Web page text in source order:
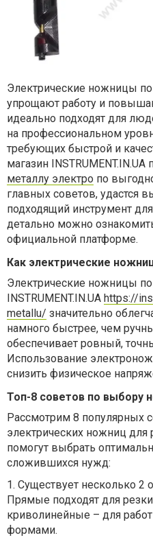
Электрические ножницы по
упрощают работу и
идеально подходят для
на профессиональном
требующих быстрой и
магазин INSTRUMENT.IN.UA
металлу электро по
главных советов, удастся
подходящий инструмент
детально можно
официальной платформе.
Как электрические
Электрические ножницы
INSTRUMENT.IN.UA https://
metallu/ значительно
намного быстрее, чем
обеспечивает ровный,
Использование
снизить физическое
Топ-8 советов по выбору
Рассмотрим 8 популярных
электрических ножниц для
помогут выбрать
сложившихся нужд:
1. Существует несколько 2
Прямые подходят для
криволинейные – для
формами.